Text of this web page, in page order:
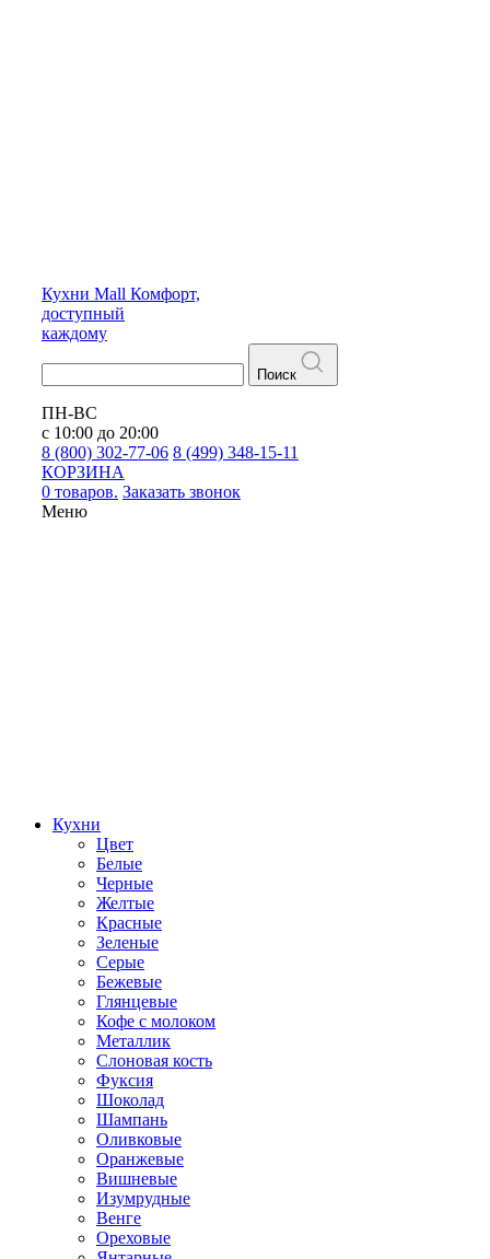
Кухни Mall Комфорт,
доступный
каждому
Поиск
ПН-ВС
с 10:00 до 20:00
8 (800) 302-77-06 8 (499) 348-15-11
КОРЗИНА
0 товаров. Заказать звонок
Меню
Кухни
Цвет
Белые
Черные
Желтые
Красные
Зеленые
Серые
Бежевые
Глянцевые
Кофе с молоком
Металлик
Слоновая кость
Фуксия
Шоколад
Шампань
Оливковые
Оранжевые
Вишневые
Изумрудные
Венге
Ореховые